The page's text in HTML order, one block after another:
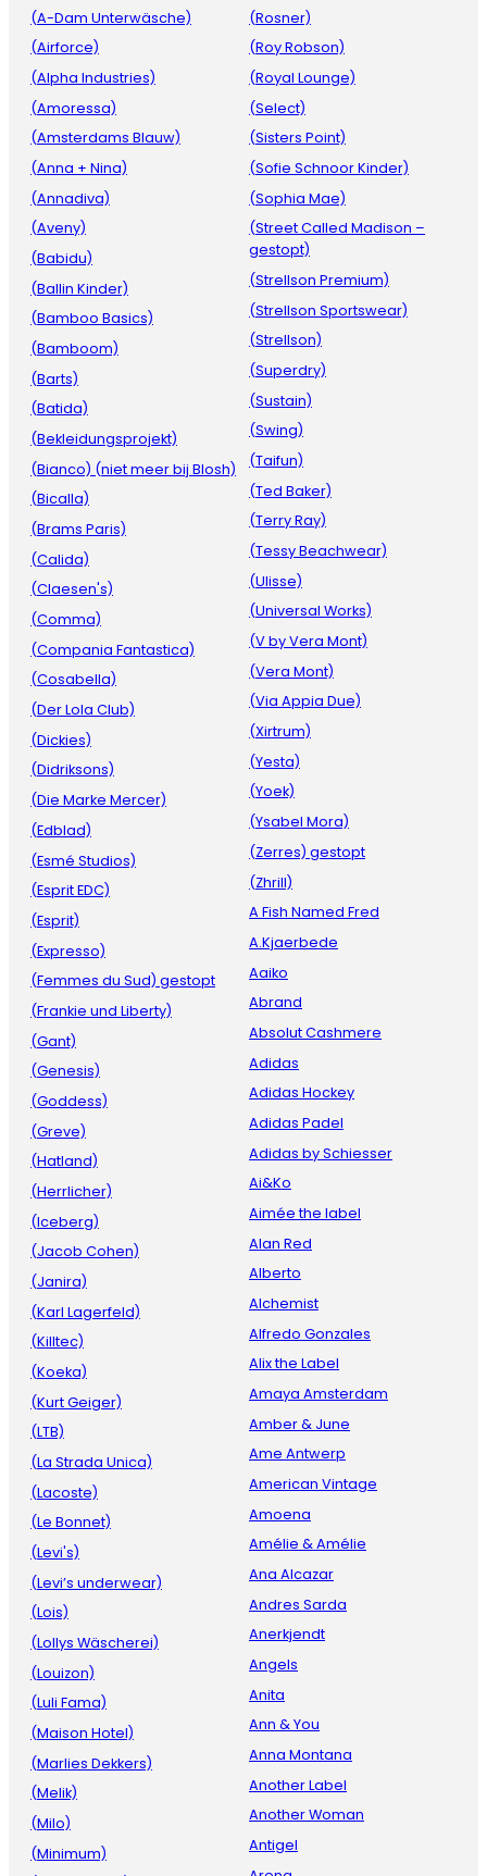
(A-Dam Unterwäsche)
(Airforce)
(Alpha Industries)
(Amoressa)
(Amsterdams Blauw)
(Anna + Nina)
(Annadiva)
(Aveny)
(Babidu)
(Ballin Kinder)
(Bamboo Basics)
(Bamboom)
(Barts)
(Batida)
(Bekleidungsprojekt)
(Bianco) (niet meer bij Blosh)
(Bicalla)
(Brams Paris)
(Calida)
(Claesen's)
(Comma)
(Compania Fantastica)
(Cosabella)
(Der Lola Club)
(Dickies)
(Didriksons)
(Die Marke Mercer)
(Edblad)
(Esmé Studios)
(Esprit EDC)
(Esprit)
(Expresso)
(Femmes du Sud) gestopt
(Frankie und Liberty)
(Gant)
(Genesis)
(Goddess)
(Greve)
(Hatland)
(Herrlicher)
(Iceberg)
(Jacob Cohen)
(Janira)
(Karl Lagerfeld)
(Killtec)
(Koeka)
(Kurt Geiger)
(LTB)
(La Strada Unica)
(Lacoste)
(Le Bonnet)
(Levi's)
(Levi’s underwear)
(Lois)
(Lollys Wäscherei)
(Louizon)
(Luli Fama)
(Maison Hotel)
(Marlies Dekkers)
(Melik)
(Milo)
(Minimum)
(Rosner)
(Roy Robson)
(Royal Lounge)
(Select)
(Sisters Point)
(Sofie Schnoor Kinder)
(Sophia Mae)
(Street Called Madison –
gestopt)
(Strellson Premium)
(Strellson Sportswear)
(Strellson)
(Superdry)
(Sustain)
(Swing)
(Taifun)
(Ted Baker)
(Terry Ray)
(Tessy Beachwear)
(Ulisse)
(Universal Works)
(V by Vera Mont)
(Vera Mont)
(Via Appia Due)
(Xirtrum)
(Yesta)
(Yoek)
(Ysabel Mora)
(Zerres) gestopt
(Zhrill)
A Fish Named Fred
A.Kjaerbede
Aaiko
Abrand
Absolut Cashmere
Adidas
Adidas Hockey
Adidas Padel
Adidas by Schiesser
Ai&Ko
Aimée the label
Alan Red
Alberto
Alchemist
Alfredo Gonzales
Alix the Label
Amaya Amsterdam
Amber & June
Ame Antwerp
American Vintage
Amoena
Amélie & Amélie
Ana Alcazar
Andres Sarda
Anerkjendt
Angels
Anita
Ann & You
Anna Montana
Another Label
Another Woman
Antigel